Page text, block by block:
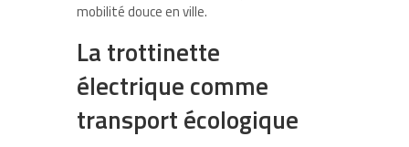
mobilité douce en ville.
La trottinette
électrique comme
transport écologique